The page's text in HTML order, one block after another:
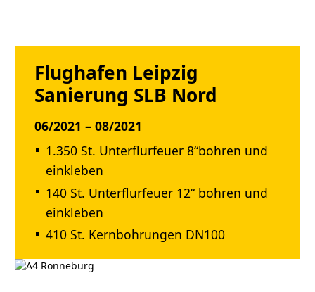
Flughafen Leipzig
Sanierung SLB Nord
06/2021 – 08/2021
1.350 St. Unterflurfeuer 8“bohren und
einkleben
140 St. Unterflurfeuer 12“ bohren und
einkleben
410 St. Kernbohrungen DN100